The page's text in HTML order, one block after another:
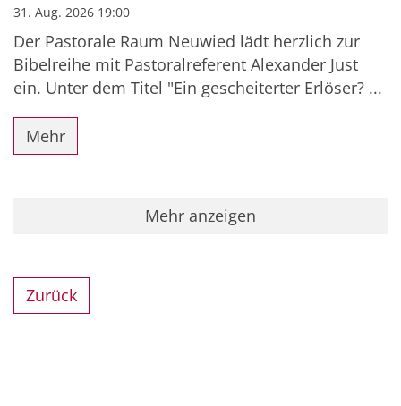
31. Aug. 2026 19:00
Der Pastorale Raum Neuwied lädt herzlich zur
Bibelreihe mit Pastoralreferent Alexander Just
ein. Unter dem Titel "Ein gescheiterter Erlöser? ...
Mehr
Mehr anzeigen
Zurück